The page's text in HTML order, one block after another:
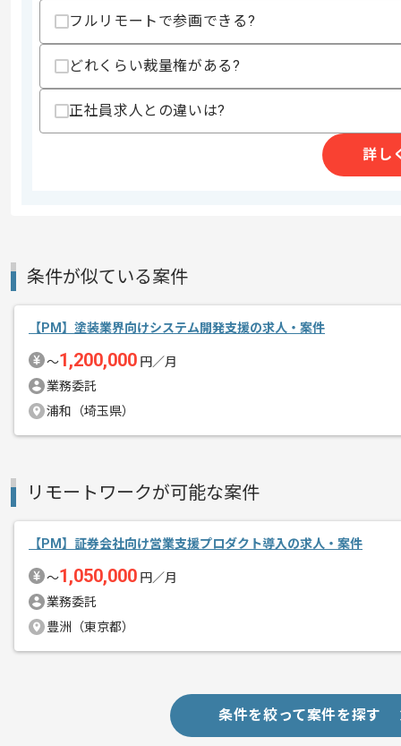
・開発や運用ワークフローの構築や最適
スキルに不安がある方へ
その他募集要項
商談回数
1回
募集人数
1人
作業開始日
PMの経験を活かすことができます。
経験豊富なメンバーと成長が出来る環境
基本的には一部リモート作業を見込んで
フルリモートで参画できる?
どれくらい裁量権がある?
正社員求人との違いは?
詳し
条件が似ている案件
【PM】塗装業界向けシステム開発支援の求人・案件
〜1,200,000 円／月
業務委託
浦和（埼玉県）
リモートワークが可能な案件
【PM】証券会社向け営業支援プロダクト導入の求人・案件
〜1,050,000 円／月
業務委託
豊洲（東京都）
条件を絞って案件を探す